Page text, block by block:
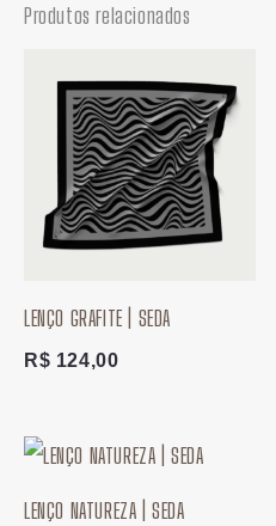
Produtos relacionados
LENÇO GRAFITE | SEDA
R$ 124,00
LENÇO NATUREZA | SEDA